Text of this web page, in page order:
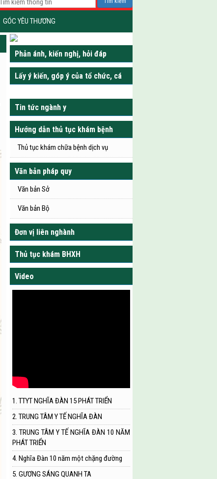
GÓC YÊU THƯƠNG
Phản ánh, kiến nghị, hỏi đáp
Lấy ý kiến, góp ý của tổ chức, cá
Tin tức ngành y
Hướng dẫn thủ tục khám bệnh
Thủ tục khám chữa bệnh dịch vụ
Văn bản pháp quy
Văn bản Sở
Văn bản Bộ
Đơn vị liên nghành
Thủ tục khám BHXH
Video
1. TTYT NGHĨA ĐÀN 15 PHÁT TRIỂN
2. TRUNG TÂM Y TẾ NGHĨA ĐÀN
3. TRUNG TÂM Y TẾ NGHĨA ĐÀN 10 NĂM
PHÁT TRIỂN
4. Nghĩa Đàn 10 năm một chặng đường
5. GƯƠNG SÁNG QUANH TA